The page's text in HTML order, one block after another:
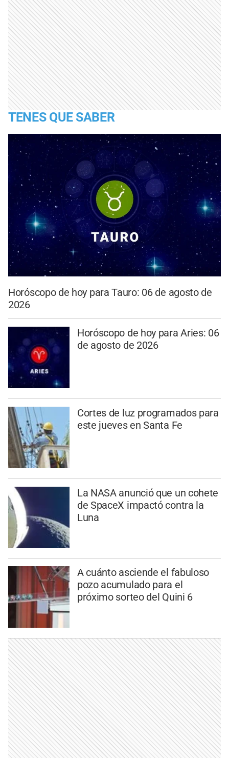
TENES QUE SABER
Horóscopo de hoy para Tauro: 06 de agosto de
2026
Horóscopo de hoy para Aries: 06
de agosto de 2026
Cortes de luz programados para
este jueves en Santa Fe
La NASA anunció que un cohete
de SpaceX impactó contra la
Luna
A cuánto asciende el fabuloso
pozo acumulado para el
próximo sorteo del Quini 6